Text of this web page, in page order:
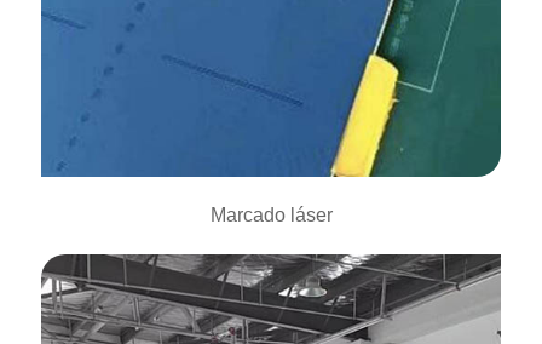
Marcado láser